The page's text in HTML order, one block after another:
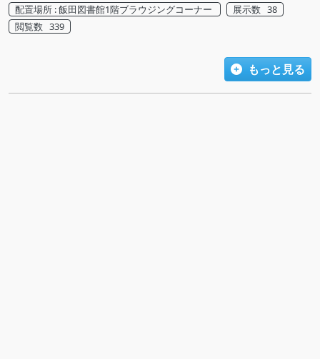
配置場所 : 飯田図書館1階ブラウジングコーナー
展示数 38
閲覧数 339
もっと見る